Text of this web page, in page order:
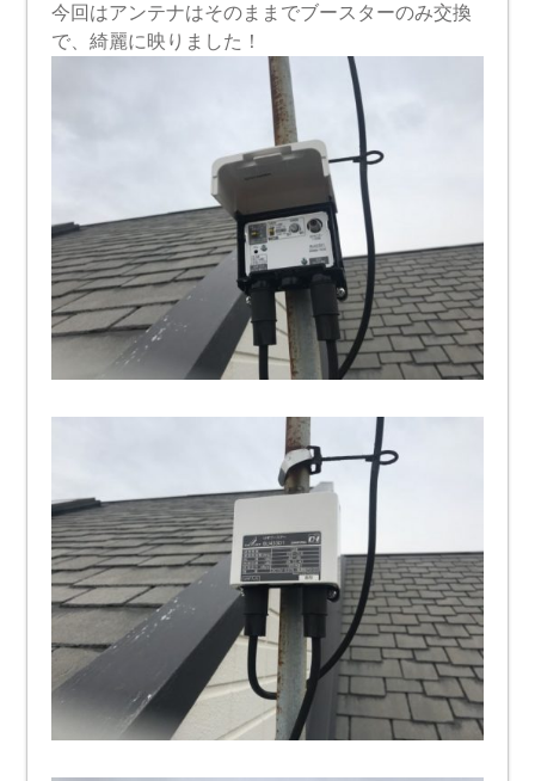
今回はアンテナはそのままでブースターのみ交換
で、綺麗に映りました！